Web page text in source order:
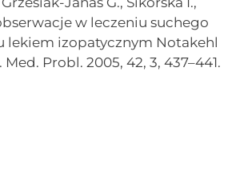
w leczeniu suchego
lekiem izopatycznym Notakehl
Med. Probl. 2005, 42, 3, 437–441.